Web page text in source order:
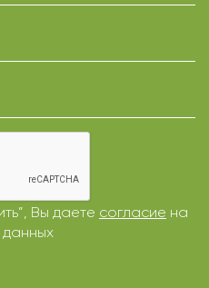
Вы даете согласие на